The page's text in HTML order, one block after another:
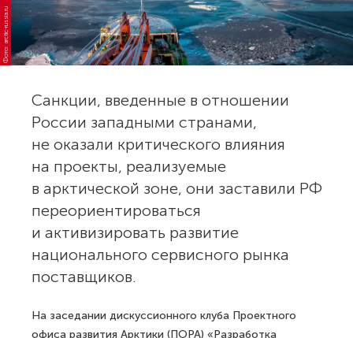
Фото: arctic-russia.ru
Санкции, введенные в отношении
России западными странами,
не оказали критического влияния
на проекты, реализуемые
в арктической зоне, они заставили РФ
переориентироваться
и активизировать развитие
национального сервисного рынка
поставщиков.
На заседании дискуссионного клуба Проектного
офиса развития Арктики (ПОРА) «Разработка